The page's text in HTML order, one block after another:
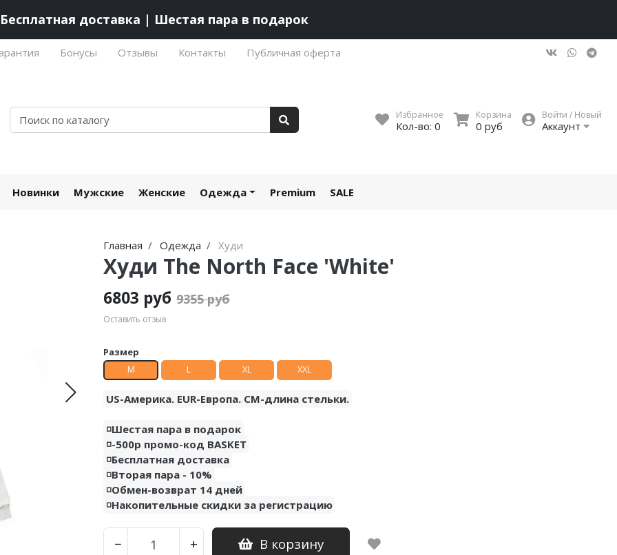
Бесплатная доставка | Шестая пара в подарок
Бонусы Отзывы Контакты Публичная оферта
Избранное
Кол-во: 0
Корзина
0 руб
Войти / Новый
Аккаунт
Новинки Мужские Женские Одежда Premium SALE
Главная Одежда Худи
Худи The North Face 'White'
6803 руб 9355 руб
Оставить отзыв
Размер
M L XL XXL
US-Америка. EUR-Европа. CM-длина стельки.
◽️Шестая пара в подарок
◽️-500р промо-код BASKET
◽️Бесплатная доставка
◽️Вторая пара - 10%
◽️Обмен-возврат 14 дней
◽️Накопительные скидки за регистрацию
− + В корзину